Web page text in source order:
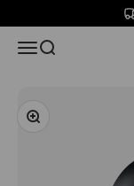
MenuHľadať
Priblížiť